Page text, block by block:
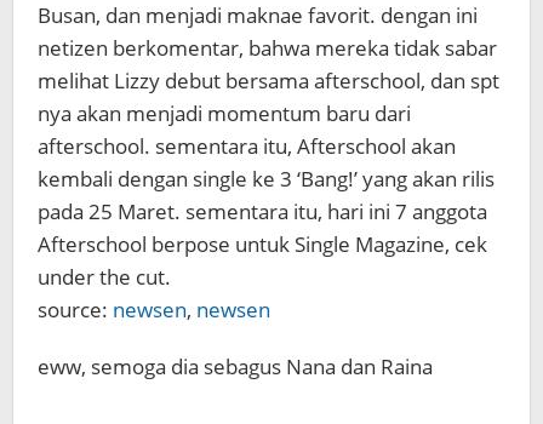
Busan, dan menjadi maknae favorit. dengan ini
netizen berkomentar, bahwa mereka tidak sabar
melihat Lizzy debut bersama afterschool, dan spt
nya akan menjadi momentum baru dari
afterschool. sementara itu, Afterschool akan
kembali dengan single ke 3 ‘Bang!’ yang akan rilis
pada 25 Maret. sementara itu, hari ini 7 anggota
Afterschool berpose untuk Single Magazine, cek
under the cut.
source: newsen, newsen
eww, semoga dia sebagus Nana dan Raina